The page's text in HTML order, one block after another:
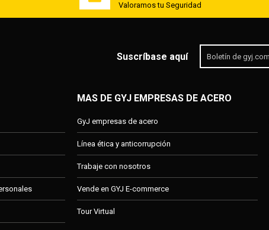
Valoramos tu Seguridad
Suscríbase aquí
MAS DE GYJ EMPRESAS DE ACERO
GyJ empresas de acero
Línea ética y anticorrupción
Trabaje con nosotros
Vende en GYJ E-commerce
Tour Virtual